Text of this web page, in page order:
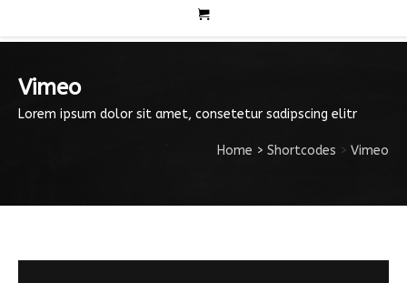
Vimeo
Lorem ipsum dolor sit amet, consetetur sadipscing elitr
Home > Shortcodes > Vimeo